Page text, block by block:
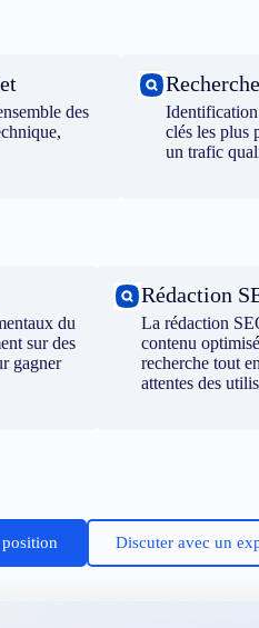
des
Identification
clés les plus
un trafic
du
sur des
gagner
Rédaction
La rédaction
contenu
recherche tout
attentes des
Discuter avec un